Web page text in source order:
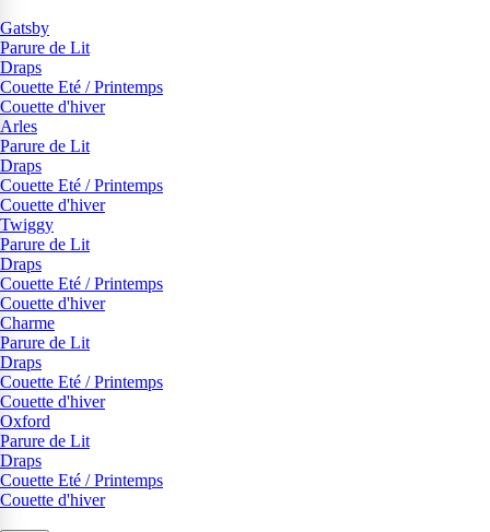
Gatsby
Parure de Lit
Draps
Couette Eté / Printemps
Couette d'hiver
Arles
Parure de Lit
Draps
Couette Eté / Printemps
Couette d'hiver
Twiggy
Parure de Lit
Draps
Couette Eté / Printemps
Couette d'hiver
Charme
Parure de Lit
Draps
Couette Eté / Printemps
Couette d'hiver
Oxford
Parure de Lit
Draps
Couette Eté / Printemps
Couette d'hiver